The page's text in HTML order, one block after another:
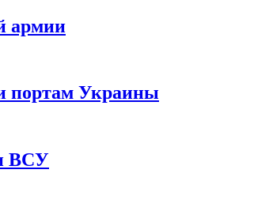
армии
портам Украины
ВСУ